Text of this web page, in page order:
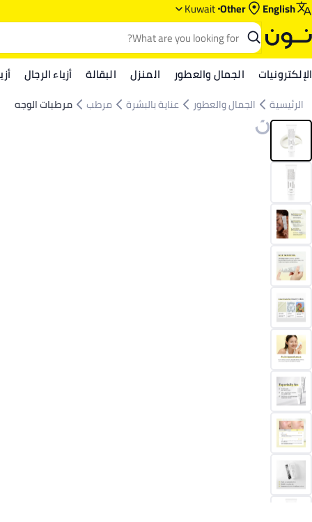
English
Other
Kuwait
الإلكترونيات الجمال والعطور المنزل البقالة أزياء الرجال
الرئيسية الجمال والعطور عناية بالبشرة مرطب مرطبات الوجه